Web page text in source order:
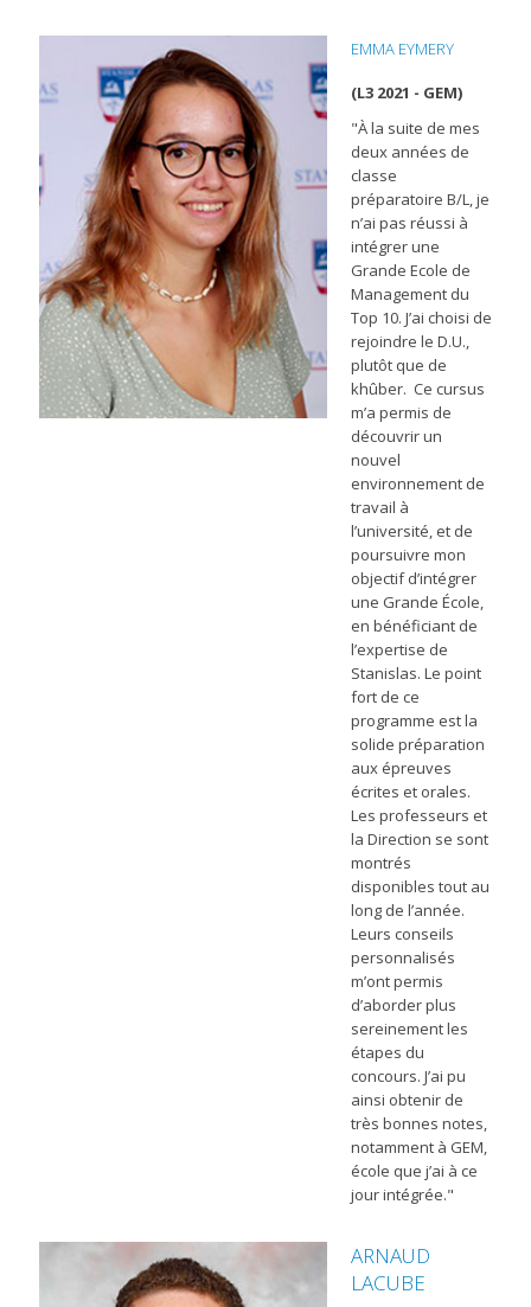
EMMA EYMERY
(L3 2021 - GEM)
"À la suite de mes
deux années de
classe
préparatoire B/L, je
n’ai pas réussi à
intégrer une
Grande Ecole de
Management du
Top 10. J’ai choisi de
rejoindre le D.U.,
plutôt que de
khûber. Ce cursus
m’a permis de
découvrir un
nouvel
environnement de
travail à
l’université, et de
poursuivre mon
objectif d’intégrer
une Grande École,
en bénéficiant de
l’expertise de
Stanislas. Le point
fort de ce
programme est la
solide préparation
aux épreuves
écrites et orales.
Les professeurs et
la Direction se sont
montrés
disponibles tout au
long de l’année.
Leurs conseils
personnalisés
m’ont permis
d’aborder plus
sereinement les
étapes du
concours. J’ai pu
ainsi obtenir de
très bonnes notes,
notamment à GEM,
école que j’ai à ce
jour intégrée."
ARNAUD
LACUBE